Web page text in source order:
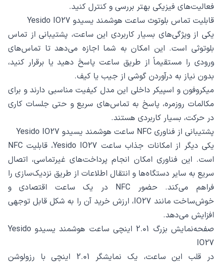
فعالیت‌های فیزیکی بهتر بررسی و کنترل کنید.
قابلیت تماس بلوتوث ساعت هوشمند یسیدو Yesido IO27
یکی از ویژگی‌های بسیار کاربردی این ساعت، پشتیبانی از تماس
بلوتوثی است. این امکان به شما اجازه می‌دهد تا تماس‌های
ورودی را مستقیماً از طریق ساعت پاسخ دهید یا برقرار کنید،
بدون نیاز به درآوردن گوشی از جیب یا کیف.
میکروفون و اسپیکر داخلی این مدل کیفیت مناسبی دارند و برای
مکالمات روزمره، پاسخ به تماس‌های سریع و حتی جلسات کاری
در حرکت، بسیار کاربردی هستند.
پشتیبانی از فناوری NFC ساعت هوشمند یسیدو Yesido IO27
یکی دیگر از امکانات جذاب ساعت Yesido IO27، قابلیت NFC
است. این فناوری امکان انجام پرداخت‌های غیرتماسی، اتصال
سریع به سایر دستگاه‌ها و انتقال اطلاعات از طریق نزدیک‌سازی را
فراهم می‌کند. حضور NFC در یک ساعت اقتصادی و
خوش‌ساخت مانند IO27، ارزش خرید آن را به شکل قابل توجهی
افزایش می‌دهد.
صفحه‌نمایش بزرگ 2.01 اینچی ساعت هوشمند یسیدو Yesido
IO27
در قلب این ساعت، یک نمایشگر 2.01 اینچی با رزولوشن